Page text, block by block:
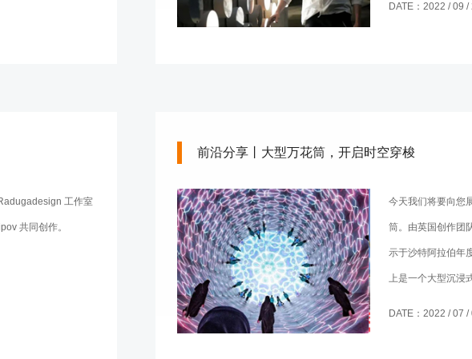
DATE：2022 / 09 /
工作室
共同创作。
前沿分享丨大型万花筒，开启时空穿梭
今天我们将要向您
筒。由英国创作团
示于沙特阿拉伯年
上是一个大型沉浸
DATE：2022 / 07 /